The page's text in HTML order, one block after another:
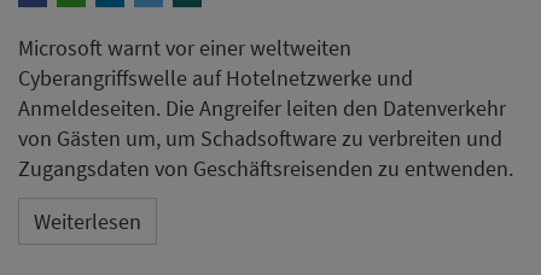
Microsoft warnt vor einer weltweiten
Cyberangriffswelle auf Hotelnetzwerke und
Anmeldeseiten. Die Angreifer leiten den Datenverkehr
von Gästen um, um Schadsoftware zu verbreiten und
Zugangsdaten von Geschäftsreisenden zu entwenden.
Weiterlesen